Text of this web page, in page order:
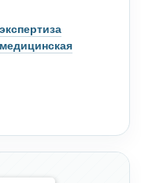
экспертиза
медицинская